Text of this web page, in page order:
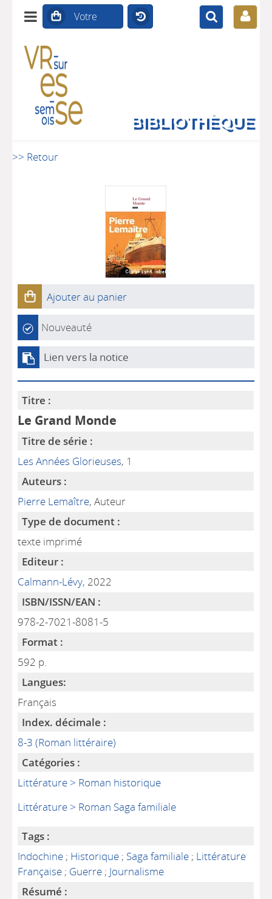
BIBLIOTHÈQUE
>> Retour
Ajouter au panier
Nouveauté
Lien vers la notice
Titre :
Le Grand Monde
Titre de série :
Les Années Glorieuses, 1
Auteurs :
Pierre Lemaître, Auteur
Type de document :
texte imprimé
Editeur :
Calmann-Lévy, 2022
ISBN/ISSN/EAN :
978-2-7021-8081-5
Format :
592 p.
Langues:
Français
Index. décimale :
8-3 (Roman littéraire)
Catégories :
Littérature > Roman historique
Littérature > Roman Saga familiale
Tags :
Indochine ; Historique ; Saga familiale ; Littérature
Française ; Guerre ; Journalisme
Résumé :